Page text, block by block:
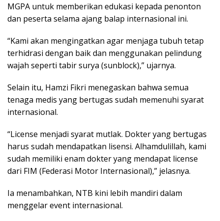
MGPA untuk memberikan edukasi kepada penonton
dan peserta selama ajang balap internasional ini.
“Kami akan mengingatkan agar menjaga tubuh tetap
terhidrasi dengan baik dan menggunakan pelindung
wajah seperti tabir surya (sunblock),” ujarnya.
Selain itu, Hamzi Fikri menegaskan bahwa semua
tenaga medis yang bertugas sudah memenuhi syarat
internasional.
“License menjadi syarat mutlak. Dokter yang bertugas
harus sudah mendapatkan lisensi. Alhamdulillah, kami
sudah memiliki enam dokter yang mendapat license
dari FIM (Federasi Motor Internasional),” jelasnya.
Ia menambahkan, NTB kini lebih mandiri dalam
menggelar event internasional.